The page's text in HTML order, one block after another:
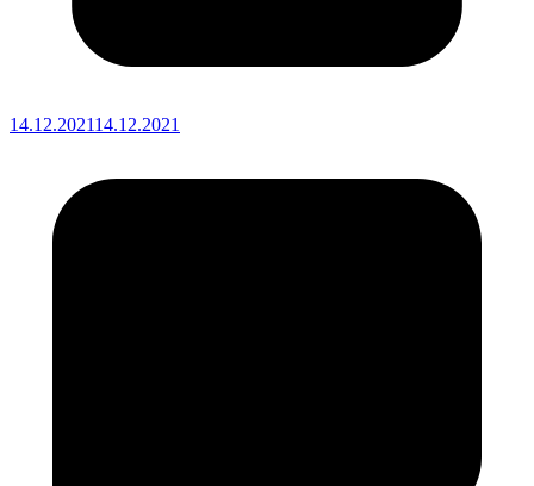
14.12.202114.12.2021